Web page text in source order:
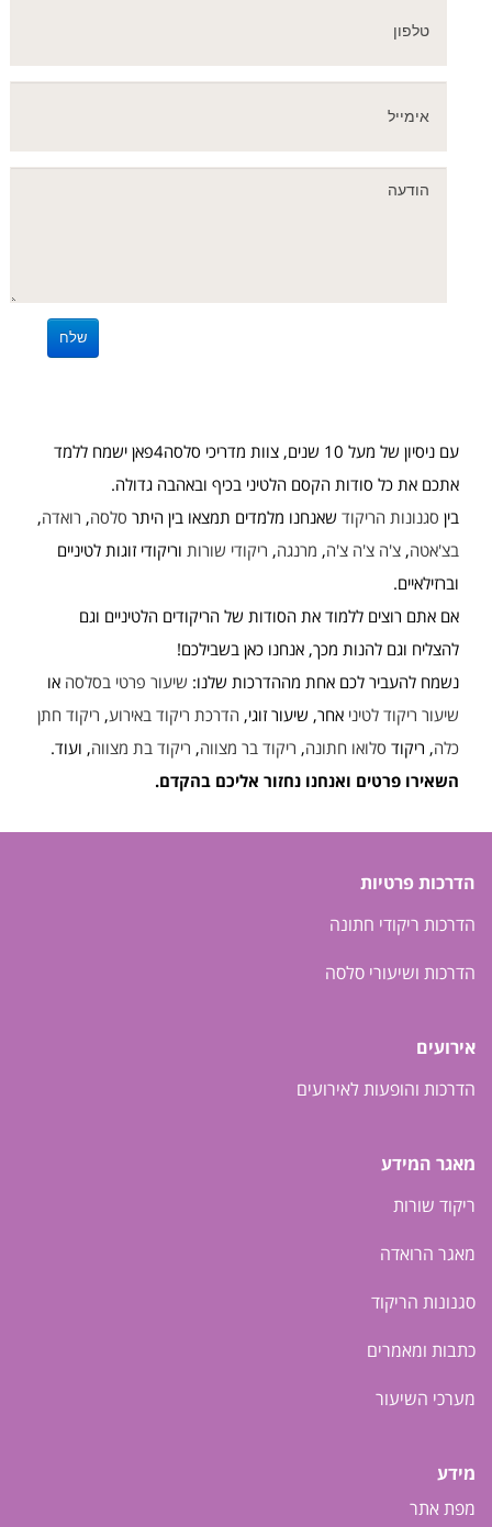
עם ניסיון של מעל 10 שנים, צוות מדריכי סלסה4פאן ישמח ללמד
אתכם את כל סודות הקסם הלטיני בכיף ובאהבה גדולה.
בין סגנונות הריקודשאנחנו מלמדים תמצאו בין היתר סלסה, רואדה,
בצ'אטה, צ'ה צ'ה צ'ה, מרנגה, ריקודי שורותוריקודי זוגות לטיניים
וברזילאיים.
אם אתם רוצים ללמוד את הסודות של הריקודים הלטיניים וגם
להצליח וגם להנות מכך, אנחנו כאן בשבילכם!
נשמח להעביר לכם אחת מההדרכות שלנו: שיעור פרטי בסלסה או
שיעור ריקוד לטיני אחר, שיעור זוגי, הדרכת ריקוד באירוע, ריקוד חתן
כלה, ריקוד סלואו חתונה, ריקוד בר מצווה, ריקוד בת מצווה, ועוד.
השאירו פרטים ואנחנו נחזור אליכם בהקדם.
הדרכות פרטיות
הדרכות ריקודי חתונה
הדרכות ושיעורי סלסה
אירועים
הדרכות והופעות לאירועים
מאגר המידע
ריקוד שורות
מאגר הרואדה
סגנונות הריקוד
כתבות ומאמרים
מערכי השיעור
מידע
מפת אתר